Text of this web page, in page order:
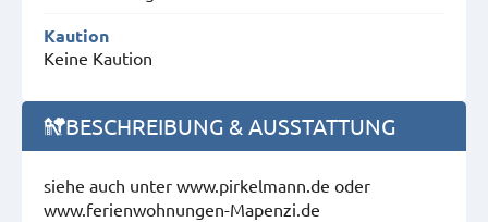
Kaution
Keine Kaution
BESCHREIBUNG & AUSSTATTUNG
siehe auch unter www.pirkelmann.de oder
www.ferienwohnungen-Mapenzi.de